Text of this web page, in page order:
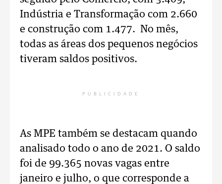
Indústria e Transformação com 2.660
e construção com 1.477. No mês,
todas as áreas dos pequenos negócios
tiveram saldos positivos.
PUBLICIDADE
As MPE também se destacam quando
analisado todo o ano de 2021. O saldo
foi de 99.365 novas vagas entre
janeiro e julho, o que corresponde a